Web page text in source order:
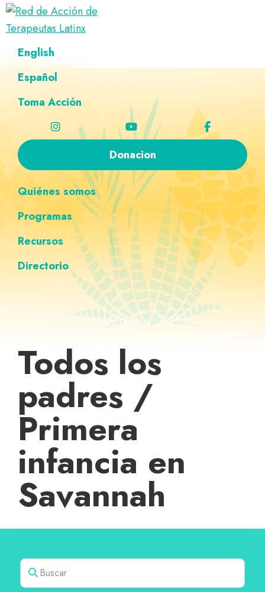
Saltar
navegación
principal
Ir
al
principal
Saltar
al
página
Saltar
navegación
personalizada
Red
de
Acción
de
Latinx
Directorio
terapeutas
Latinx
English
Español
Toma Acción
Donacion
Quiénes somos
Programas
Recursos
Directorio
Todos los
padres /
Primera
infancia en
Savannah
Buscar